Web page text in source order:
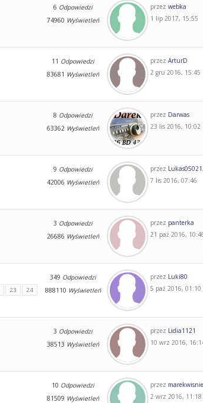
6 Odpowiedzi
74960 Wyświetleń
przez webka
1 lip 2017, 15:55
11 Odpowiedzi
83681 Wyświetleń
przez ArturD
2 gru 2016, 15:45
8 Odpowiedzi
63362 Wyświetleń
przez Darwas
23 lis 2016, 10:02
9 Odpowiedzi
42006 Wyświetleń
przez
7 lis 2016, 07:46
3 Odpowiedzi
26686 Wyświetleń
przez panterka
21 paź 2016,
23 24
349 Odpowiedzi
888110 Wyświetleń
przez Luki80
5 paź 2016, 01:10
3 Odpowiedzi
38513 Wyświetleń
przez Lidia1121
10 wrz 2016,
10 Odpowiedzi
81509 Wyświetleń
przez
2 wrz 2016, 11:18